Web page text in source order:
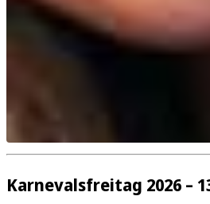
Karnevalsfreitag 2026 –